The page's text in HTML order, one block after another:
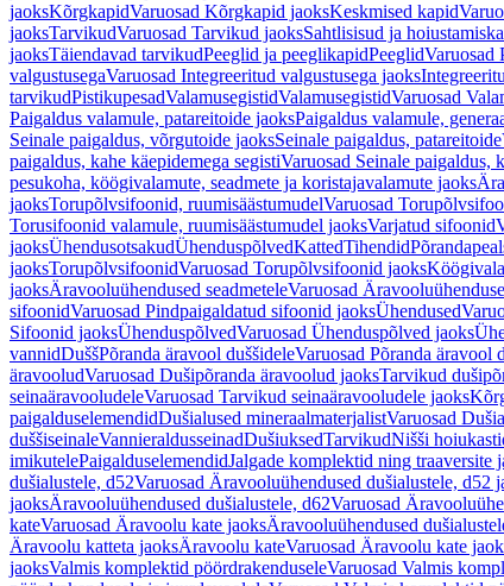
jaoksKõrgkapidVaruosad Kõrgkapid jaoksKeskmised kapid
jaoksTarvikudVaruosad Tarvikud jaoksSahtlisisud ja
jaoksTäiendavad tarvikudPeeglid ja peeglikapidPeeglidVaruosad
valgustusegaVaruosad Integreeritud valgustusega jaoks
tarvikudPistikupesadValamusegistidValamusegistidVaruosad
Paigaldus valamule, patareitoide jaoksPaigaldus valamule,
Seinale paigaldus, võrgutoide jaoksSeinale paigaldus, patareitoide
paigaldus, kahe käepidemega segistiVaruosad Seinale paigaldus,
pesukoha, köögivalamute, seadmete ja koristajavalamute jaoks
jaoksTorupõlvsifoonid, ruumisäästumudelVaruosad
Torusifoonid valamule, ruumisäästumudel jaoksVarjatud sifoonid
jaoksÜhendusotsakudÜhenduspõlvedKattedTihendid
jaoksTorupõlvsifoonidVaruosad Torupõlvsifoonid jaoks
jaoksÄravooluühendused seadmeteleVaruosad
sifoonidVaruosad Pindpaigaldatud sifoonid jaoksÜhendused
Sifoonid jaoksÜhenduspõlvedVaruosad Ühenduspõlved jaoks
vannidDuššPõranda äravool duššideleVaruosad Põranda äravool
äravooludVaruosad Dušipõranda äravoolud jaoksTarvikud
seinaäravooludeleVaruosad Tarvikud seinaäravooludele jaoks
paigalduselemendidDušialused mineraalmaterjalistVaruosad
duššiseinaleVannieraldusseinadDušiuksedTarvikudNišši
imikutelePaigalduselemendidJalgade komplektid ning traaversite
dušialustele, d52Varuosad Äravooluühendused dušialustele, d52
jaoksÄravooluühendused dušialustele, d62Varuosad
kateVaruosad Äravoolu kate jaoksÄravooluühendused
Äravoolu katteta jaoksÄravoolu kateVaruosad Äravoolu kate
jaoksValmis komplektid pöördrakenduseleVaruosad Valmis